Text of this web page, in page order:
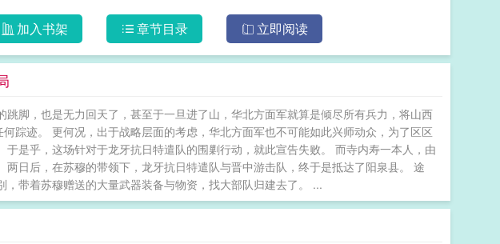
加入书架 章节目录 立即阅读
脚，也是无力回天了，甚至于一旦进了山，华北方面军就算是倾尽所有兵力，将山西
踪迹。 更何况，出于战略层面的考虑，华北方面军也不可能如此兴师动众，为了区区
是乎，这场针对于龙牙抗日特遣队的围剿行动，就此宣告失败。 而寺内寿一本人，由
日后，在苏穆的带领下，龙牙抗日特遣队与晋中游击队，终于是抵达了阳泉县。 途
带着苏穆赠送的大量武器装备与物资，找大部队归建去了。 ...